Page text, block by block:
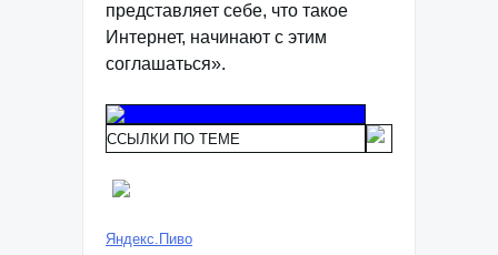
представляет себе, что такое
Интернет, начинают с этим
соглашаться».
ССЫЛКИ ПО ТЕМЕ
Яндекс.Пиво